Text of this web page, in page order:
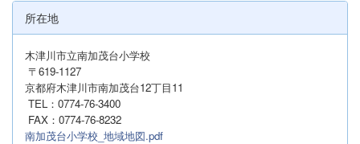
所在地
木津川市立南加茂台小学校
〒619-1127
京都府木津川市南加茂台12丁目11
TEL：0774-76-3400
FAX：0774-76-8232
南加茂台小学校_地域地図.pdf